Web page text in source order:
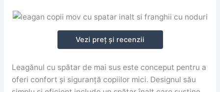
Vezi preț și recenzii
Leagănul cu spătar de mai sus este conceput pentru a
oferi confort și siguranță copiilor mici. Designul său